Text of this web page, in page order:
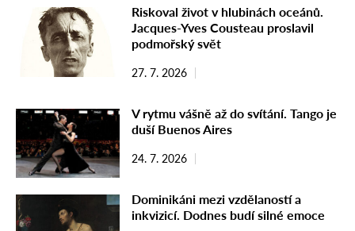
Riskoval život v hlubinách oceánů.
Jacques-Yves Cousteau proslavil
podmořský svět
27. 7. 2026
V rytmu vášně až do svítání. Tango je
duší Buenos Aires
24. 7. 2026
Dominikáni mezi vzdělaností a
inkvizicí. Dodnes budí silné emoce